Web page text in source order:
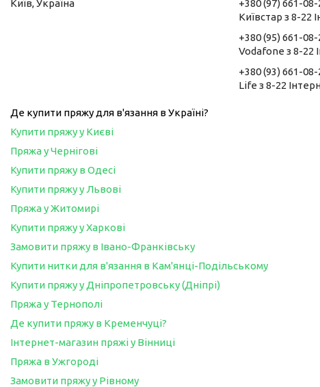
Київ, Україна
+380 (97) 661-08-
Київстар з 8-22
+380 (95) 661-08-
Vodafone з 8-22
+380 (93) 661-08-
Life з 8-22
Де купити пряжу для в'язання в Україні?
Купити пряжу у Києві
Пряжа у Чернігові
Купити пряжу в Одесі
Купити пряжу у Львові
Пряжа у Житомирі
Купити пряжу у Харкові
Замовити пряжу в Івано-Франківську
Купити нитки для в'язання в Кам'янці-Подільському
Купити пряжу у Дніпропетровську (Дніпрі)
Пряжа у Тернополі
Де купити пряжу в Кременчуці?
Інтернет-магазин пряжі у Вінниці
Пряжа в Ужгороді
Замовити пряжу у Рівному